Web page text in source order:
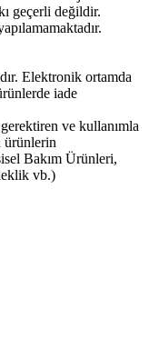
geçerli değildir.
Elektronik ortamda
iade
ve kullanımla
ürünlerin
Bakım Ürünleri,
vb.)